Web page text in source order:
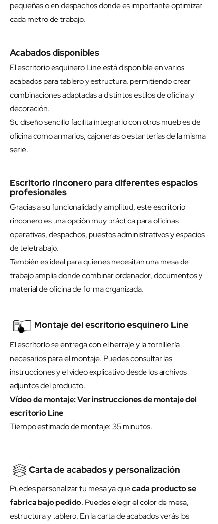
pequeñas o en despachos donde es importante optimizar
cada metro de trabajo.
Acabados disponibles
El escritorio esquinero Line está disponible en varios
acabados para tablero y estructura, permitiendo crear
combinaciones adaptadas a distintos estilos de oficina y
decoración.
Su diseño sencillo facilita integrarlo con otros muebles de
oficina como armarios, cajoneras o estanterías de la misma
serie.
Escritorio rinconero para diferentes espacios
profesionales
Gracias a su funcionalidad y amplitud, este escritorio
rinconero es una opción muy práctica para oficinas
operativas, despachos, puestos administrativos y espacios
de teletrabajo.
También es ideal para quienes necesitan una mesa de
trabajo amplia donde combinar ordenador, documentos y
material de oficina de forma organizada.
Montaje del escritorio esquinero Line
El escritorio se entrega con el herraje y la tornillería
necesarios para el montaje. Puedes consultar las
instrucciones y el vídeo explicativo desde los archivos
adjuntos del producto.
Vídeo de montaje:Ver instrucciones de montaje del
escritorio Line
Tiempo estimado de montaje: 35 minutos.
Carta de acabados y personalización
Puedes personalizar tu mesa ya quecada producto se
fabrica bajo pedido. Puedes elegir el color de mesa,
estructura y tablero. En la carta de acabados verás los